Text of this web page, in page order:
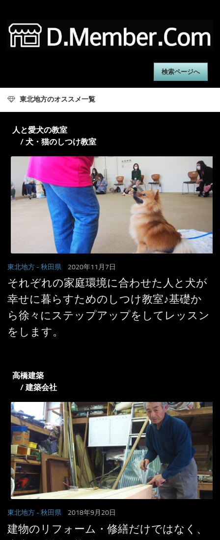
検索ページへ
東北地方のオススメ一覧
人と愛犬の教室
/ 犬・猫のしつけ教室
東北地方 - 秋田県 2020年11月7日
それぞれの家庭環境に合わせた人と犬が
幸せに暮らすためのしつけ教室♪基礎か
ら徐々にステップアップをしてレッスン
をします。
高橋建築
/ 建築会社
東北地方 - 秋田県 2018年9月20日
建物のリフォーム・修繕だけではなく、